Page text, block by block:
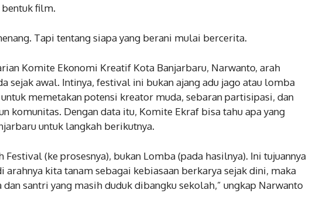
film.
Tapi tentang siapa yang berani mulai bercerita.
Komite Ekonomi Kreatif Kota Banjarbaru, Narwanto, arah
sejak awal. Intinya, festival ini bukan ajang adu jago atau lomba
memetakan potensi kreator muda, sebaran partisipasi, dan
komunitas. Dengan data itu, Komite Ekraf bisa tahu apa yang
untuk langkah berikutnya.
Festival (ke prosesnya), bukan Lomba (pada hasilnya). Ini tujuannya
arahnya kita tanam sebagai kebiasaan berkarya sejak dini, maka
santri yang masih duduk dibangku sekolah,” ungkap Narwanto